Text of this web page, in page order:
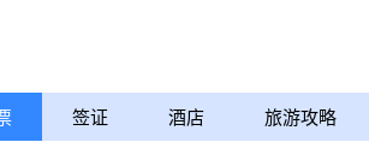
签证 酒店 旅游攻略